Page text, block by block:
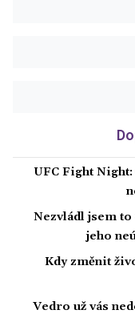
UFC Fight
Nezvládl jsem to
jeho
Kdy změnit
Vedro už vás